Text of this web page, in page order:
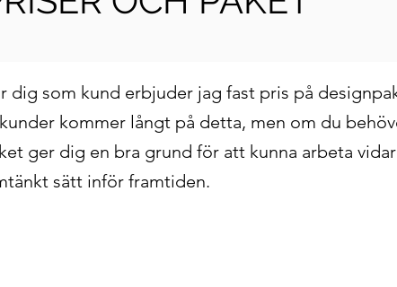
dig som kund erbjuder jag fast pris på
kommer långt på detta, men om du
ger dig en bra grund för att kunna arbeta
sätt inför framtiden.